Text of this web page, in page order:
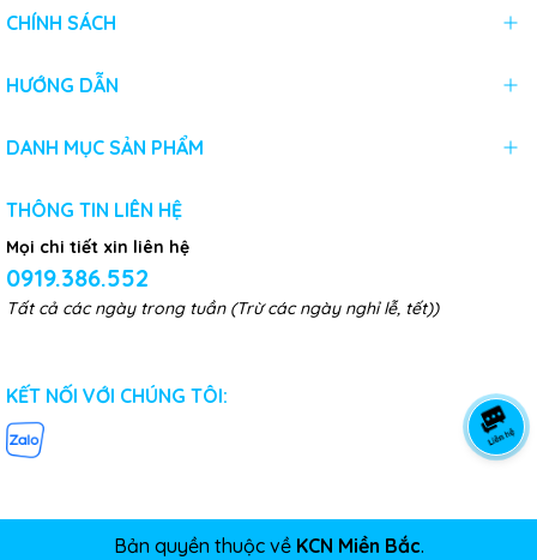
CHÍNH SÁCH
HƯỚNG DẪN
DANH MỤC SẢN PHẨM
THÔNG TIN LIÊN HỆ
Mọi chi tiết xin liên hệ
0919.386.552
Tất cả các ngày trong tuần (Trừ các ngày nghỉ lễ, tết))
KẾT NỐI VỚI CHÚNG TÔI:
Bản quyền thuộc về KCN Miền Bắc.